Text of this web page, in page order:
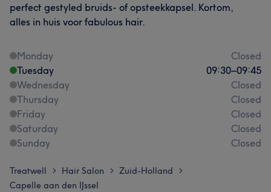
perfect gestyled bruids- of opsteekkapsel. Kortom,
alles in huis voor fabulous hair.
Monday
Closed
Tuesday
09:30–09:45
Wednesday
Closed
Thursday
Closed
Friday
Closed
Saturday
Closed
Sunday
Closed
Treatwell > Hair Salon > Zuid-Holland >
Capelle aan den IJssel